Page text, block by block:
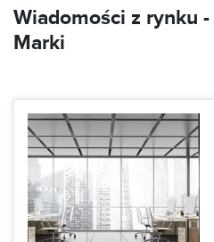
Wiadomości z rynku -
Marki